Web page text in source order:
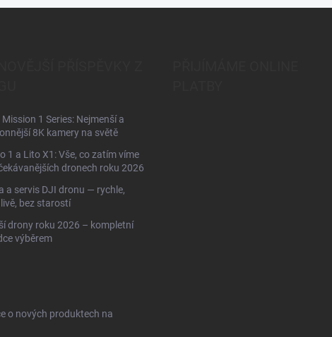
1 Series: Nejmenší a
8K kamery na světě
1 a Lito X1: Vše, co zatím víme
dronech roku 2026
a servis DJI dronu — rychle,
bez starostí
drony roku 2026 – kompletní
výběrem
o nových produktech na